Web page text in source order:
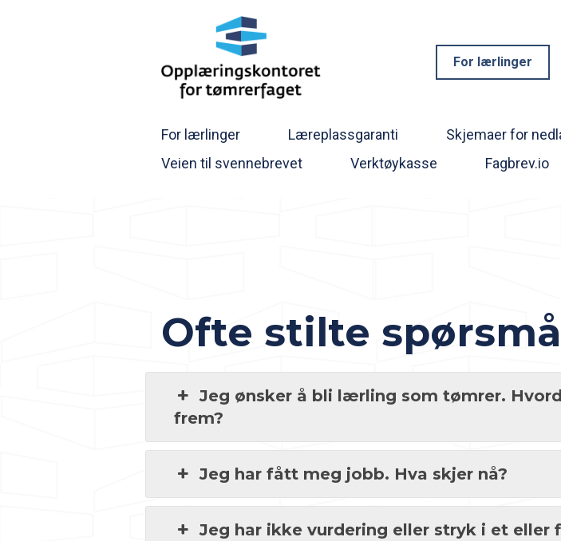
For lærlinger
For lærlinger Læreplassgaranti Skjemaer for
Veien til svennebrevet
Verktøykasse Fagbrev.io
Ofte stilte
Jeg ønsker å bli lærling som tømrer.
frem?
Jeg har fått meg jobb. Hva skjer nå?
Jeg har ikke vurdering eller stryk i et eller